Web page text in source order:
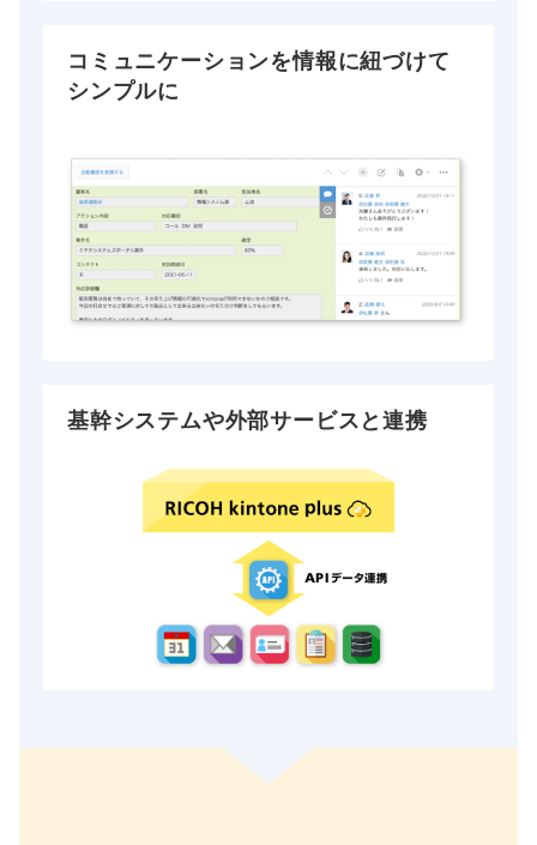
コミュニケーションを情報に紐づけて
シンプルに
基幹システムや外部サービスと連携